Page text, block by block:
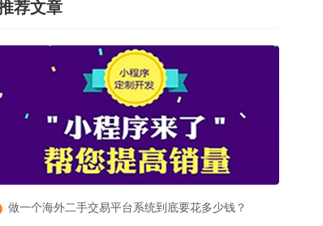
荐文章
做一个海外二手交易平台系统到底要花多少钱？